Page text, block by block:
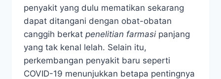
penyakit yang dulu mematikan sekarang
dapat ditangani dengan obat-obatan
canggih berkat penelitian farmasi panjang
yang tak kenal lelah. Selain itu,
perkembangan penyakit baru seperti
COVID-19 menunjukkan betapa pentingnya